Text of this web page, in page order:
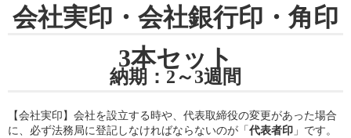
会社実印・会社銀行印・角印
3本セット
納期：2～3週間
【会社実印】会社を設立する時や、代表取締役の変更があった場合
に、必ず法務局に登記しなければならないのが「代表者印 」です。